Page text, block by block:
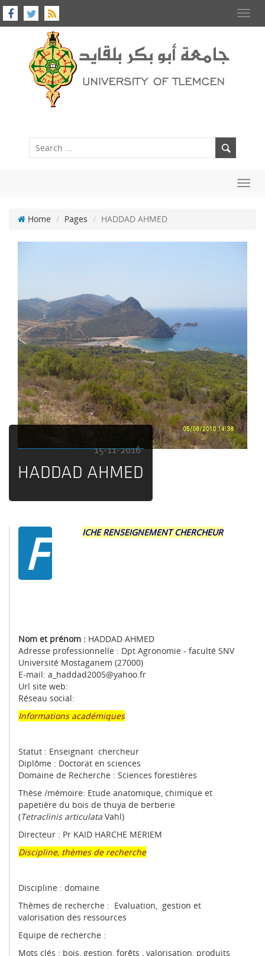
Home Pages HADDAD AHMED
15-11-2016
HADDAD AHMED
F ICHE RENSEIGNEMENT CHERCHEUR
Nom et prénom : HADDAD AHMED
Adresse professionnelle : Dpt Agronomie - faculté SNV
Université Mostaganem (27000)
E-mail: a_haddad2005@yahoo.fr
Url site web:
Réseau social:
Informations académiques
Statut : Enseignant chercheur
Diplôme : Doctorat en sciences
Domaine de Recherche : Sciences forestières
Thèse /mémoire: Etude anatomique, chimique et
papetière du bois de thuya de berberie
(Tetraclinis articulata Vahl)
Directeur : Pr KAID HARCHE MERIEM
Discipline, thèmes de recherche
Discipline : domaine
Thèmes de recherche : Evaluation, gestion et
valorisation des ressources
Equipe de recherche :
Mots clés : bois, gestion, forêts , valorisation, produits